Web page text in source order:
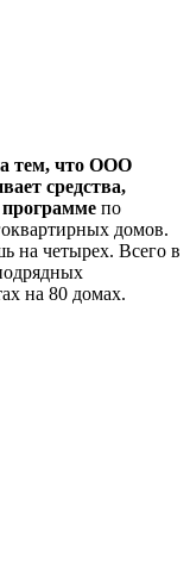
тем, что ООО
средства,
по
домов.
на четырех. Всего в
на 80 домах.